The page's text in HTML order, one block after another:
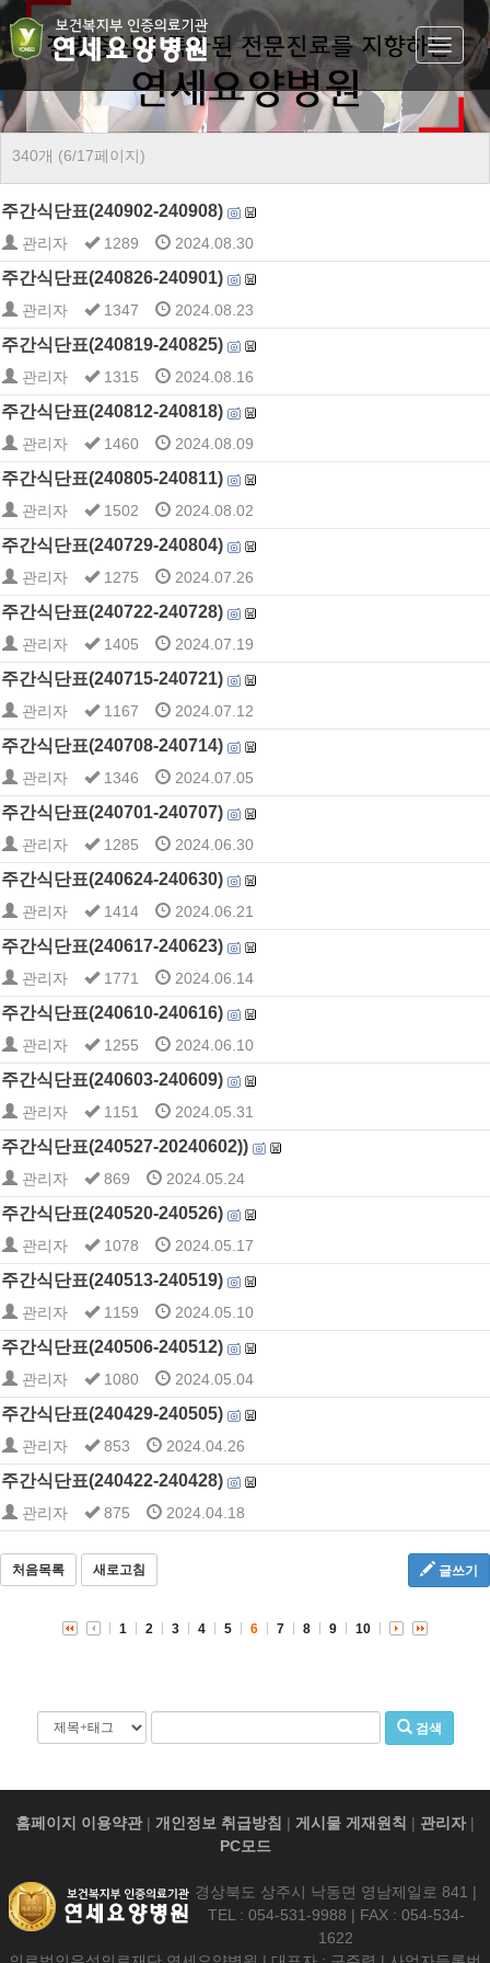
Toggle
340개 (6/17페이지)
주간식단표(240902-240908)
관리자 1289 2024.08.30
주간식단표(240826-240901)
관리자 1347 2024.08.23
주간식단표(240819-240825)
관리자 1315 2024.08.16
주간식단표(240812-240818)
관리자 1460 2024.08.09
주간식단표(240805-240811)
관리자 1502 2024.08.02
주간식단표(240729-240804)
관리자 1275 2024.07.26
주간식단표(240722-240728)
관리자 1405 2024.07.19
주간식단표(240715-240721)
관리자 1167 2024.07.12
주간식단표(240708-240714)
관리자 1346 2024.07.05
주간식단표(240701-240707)
관리자 1285 2024.06.30
주간식단표(240624-240630)
관리자 1414 2024.06.21
주간식단표(240617-240623)
관리자 1771 2024.06.14
주간식단표(240610-240616)
관리자 1255 2024.06.10
주간식단표(240603-240609)
관리자 1151 2024.05.31
주간식단표(240527-20240602))
관리자 869 2024.05.24
주간식단표(240520-240526)
관리자 1078 2024.05.17
주간식단표(240513-240519)
관리자 1159 2024.05.10
주간식단표(240506-240512)
관리자 1080 2024.05.04
주간식단표(240429-240505)
관리자 853 2024.04.26
주간식단표(240422-240428)
관리자 875 2024.04.18
처음목록 새로고침 글쓰기
1 2 3 4 5 6 7 8 9 10
검색
홈페이지 이용약관| 개인정보 취급방침 | 게시물 게재원칙 | 관리자 |
PC모드
경상북도 상주시 낙동면 영남제일로 841 |
TEL : 054-531-9988 | FAX : 054-534-
1622